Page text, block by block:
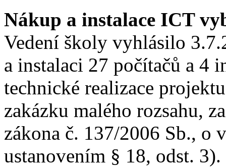
Nákup a instalace ICT
Vedení školy vyhlásilo
a instalaci 27 počítačů a 4
technické realizace
zakázku malého rozsahu,
zákona č. 137/2006 Sb., o
ustanovením § 18, odst. 3).